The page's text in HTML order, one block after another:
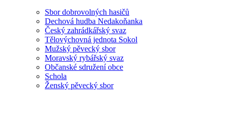
Sbor dobrovolných hasičů
Dechová hudba Nedakoňanka
Český zahrádkářský svaz
Tělovýchovná jednota Sokol
Mužský pěvecký sbor
Moravský rybářský svaz
Občanské sdružení obce
Schola
Ženský pěvecký sbor